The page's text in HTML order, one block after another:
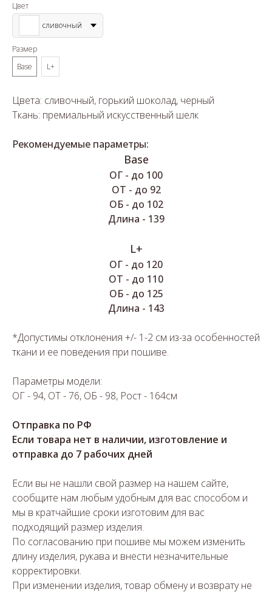
Цвет
сливочный
Размер
Base
L+
Цвета: сливочный, горький шоколад, черный
Ткань: премиальный искусственный шелк
Рекомендуемые параметры:
Base
ОГ - до 100
ОТ - до 92
ОБ - до 102
Длина - 139
L+
ОГ - до 120
ОТ - до 110
ОБ - до 125
Длина - 143
*Допустимы отклонения +/- 1-2 см из-за особенностей
ткани и ее поведения при пошиве.
Параметры модели:
ОГ - 94, ОТ - 76, ОБ - 98, Рост - 164см
Отправка по РФ
Если товара нет в наличии, изготовление и
отправка до 7 рабочих дней
Если вы не нашли свой размер на нашем сайте,
сообщите нам любым удобным для вас способом и
мы в кратчайшие сроки изготовим для вас
подходящий размер изделия.
По согласованию при пошиве мы можем изменить
длину изделия, рукава и внести незначительные
корректировки.
При изменении изделия, товар обмену и возврату не